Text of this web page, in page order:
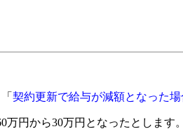
契約更新で給与が減額となった
円から30万円となったとします。